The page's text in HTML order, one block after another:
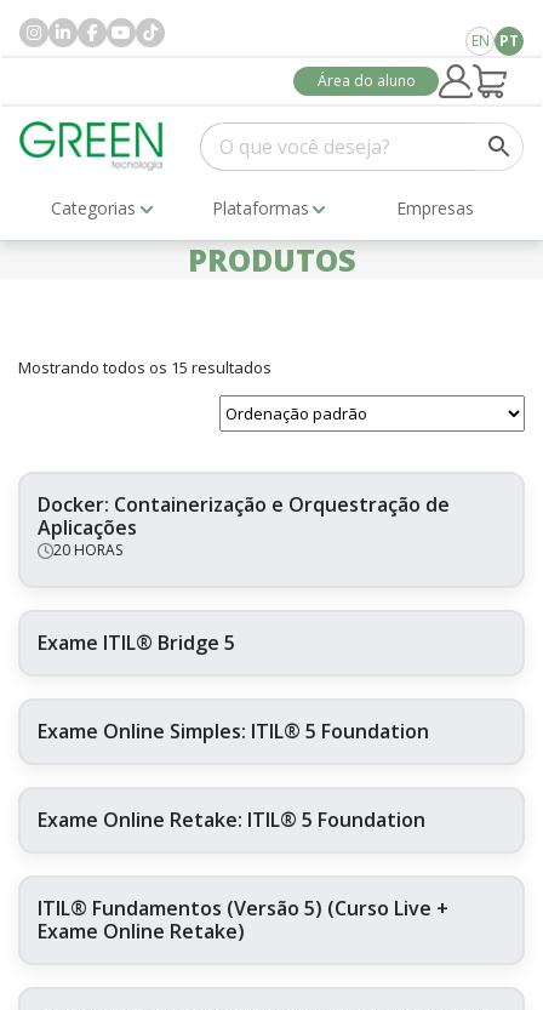
EN PT
Área do aluno
Categorias Plataformas Empresas
PRODUTOS
Mostrando todos os 15 resultados
Docker: Containerização e Orquestração de
Aplicações
20 HORAS
Exame ITIL® Bridge 5
Exame Online Simples: ITIL® 5 Foundation
Exame Online Retake: ITIL® 5 Foundation
ITIL® Fundamentos (Versão 5) (Curso Live +
Exame Online Retake)